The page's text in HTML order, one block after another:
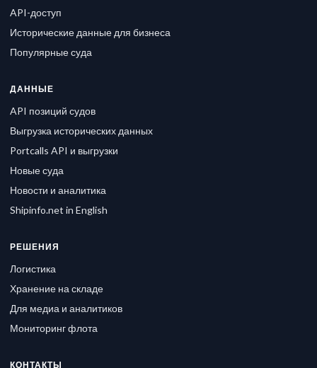
API-доступ
Исторические данные для бизнеса
Популярные суда
ДАННЫЕ
API позиций судов
Выгрузка исторических данных
Portcalls API и выгрузки
Новые суда
Новости и аналитика
Shipinfo.net in English
РЕШЕНИЯ
Логистика
Хранение на складе
Для медиа и аналитиков
Мониторинг флота
КОНТАКТЫ